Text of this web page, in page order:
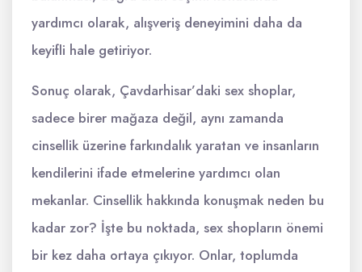
yardımcı olarak, alışveriş deneyimini daha da
keyifli hale getiriyor.
Sonuç olarak, Çavdarhisar’daki sex shoplar,
sadece birer mağaza değil, aynı zamanda
cinsellik üzerine farkındalık yaratan ve insanların
kendilerini ifade etmelerine yardımcı olan
mekanlar. Cinsellik hakkında konuşmak neden bu
kadar zor? İşte bu noktada, sex shopların önemi
bir kez daha ortaya çıkıyor. Onlar, toplumda